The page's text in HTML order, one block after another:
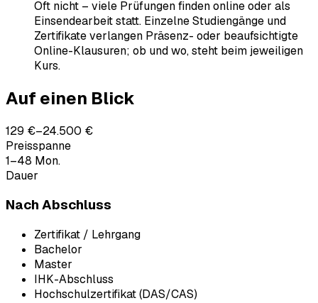
Oft nicht – viele Prüfungen finden online oder als
Einsendearbeit statt. Einzelne Studiengänge und
Zertifikate verlangen Präsenz- oder beaufsichtigte
Online-Klausuren; ob und wo, steht beim jeweiligen
Kurs.
Auf einen Blick
129 €–24.500 €
Preisspanne
1–48 Mon.
Dauer
Nach Abschluss
Zertifikat / Lehrgang
Bachelor
Master
IHK-Abschluss
Hochschulzertifikat (DAS/CAS)